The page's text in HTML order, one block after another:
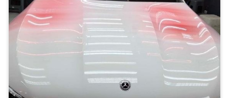
ทำงานหนัก ประหยัดน้ำมัน ทดสอบที่แสงอาทิตย์ทำ
มุม60องศา ช่วงที่ร้อนที่สุดของวัน ซึ่งเป็นการใช้งานจริงบน
ถนน 3M Crystalline กันรังสีอินฟราเรด ได้ถึง 97%
ปลอดภัยต่อสายตาและปลอดภัยต่อผิวหนังทั้งผู้ขับขี่และผู้
โดยสาร เป็นฟิล์มกรองแสงที่แพทย์ผิวหนังแนะนำให้ใช้
เปรียบเทียบคุณภาพ อายุการใช้งานและราคา ของฟิล์ม 3M
Crystalline กับฟิล์มท้องตลาดราคาถูกๆ ยังไงก็คุ้มค่ากว่า
แน่นอน ติดแล้วเย็นกายเย็นใจมีความสุขกับทุกเส้นทาง